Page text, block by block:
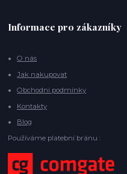
Informace pro zákazníky
O nás
Jak nakupovat
Obchodní podmínky
Kontakty
Blog
Používáme platební bránu :